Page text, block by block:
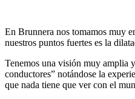
En Brunnera nos tomamos muy
nuestros puntos fuertes es la
Tenemos una visión muy amplia
conductores” notándose la
que nada tiene que ver con el